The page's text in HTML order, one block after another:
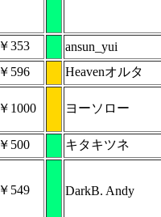
￥353
ansun_yui
￥596 Heavenオルタ
￥1000 ヨーソロー
￥500 キタキツネ
￥549 DarkB. Andy